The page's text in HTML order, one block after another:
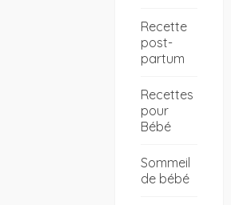
Recette
post-
partum
Recettes
pour
Bébé
Sommeil
de bébé